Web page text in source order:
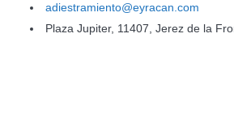
adiestramiento@eyracan.com
Plaza Jupiter, 11407, Jerez de la